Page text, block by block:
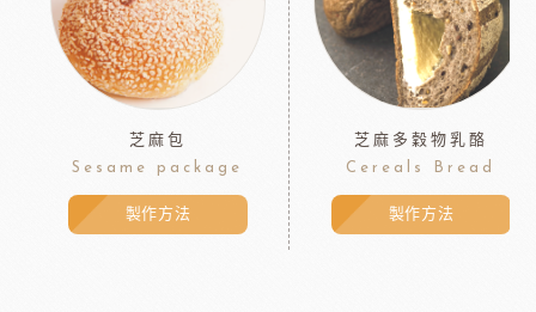
芝麻包
Sesame package
製作方法
芝麻多穀物乳酪
Cereals Bread
製作方法